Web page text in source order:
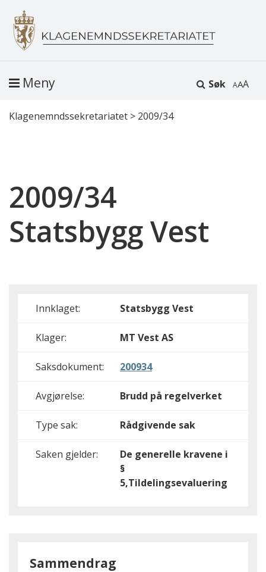
Søk A
Meny
Klagenemndssekretariatet > 2009/34
2009/34
Statsbygg Vest
Innklaget: Statsbygg Vest
Klager: MT Vest AS
Saksdokument: 200934
Avgjørelse: Brudd på regelverket
Type sak: Rådgivende sak
Saken gjelder:
De generelle kravene i
§
5,Tildelingsevaluering
Sammendrag